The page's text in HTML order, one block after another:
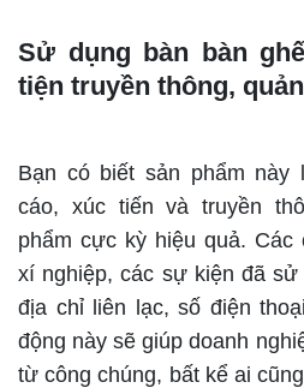
Sử dụng bàn bàn
tiện truyền thông,
Bạn có biết sản phẩm này
cáo, xúc tiến và truyền
phẩm cực kỳ hiệu quả. Các
xí nghiệp, các sự kiện đã
địa chỉ liên lạc, số điện
động này sẽ giúp doanh
từ công chúng, bất kể ai